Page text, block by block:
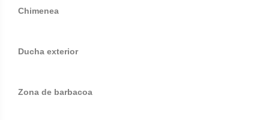
Chimenea
Ducha exterior
Zona de barbacoa